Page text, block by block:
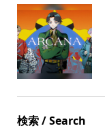
検索 / Search